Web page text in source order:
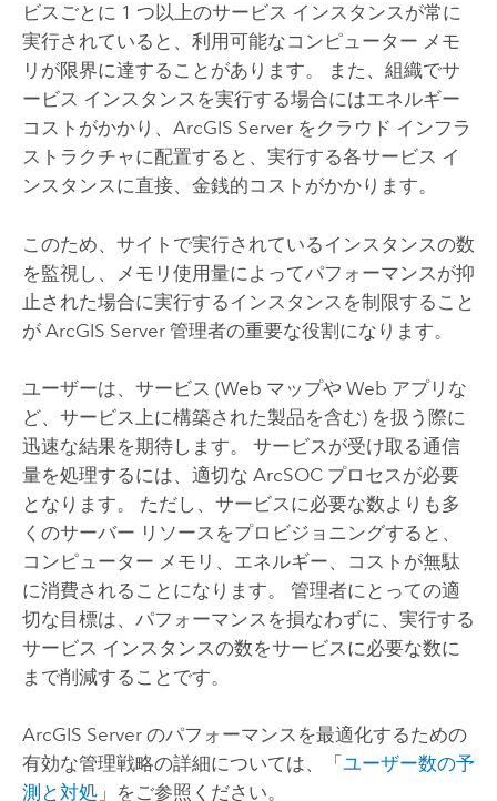
ビスごとに 1 つ以上のサービス インスタンスが常に
実行されていると、利用可能なコンピューター メモ
リが限界に達することがあります。 また、組織でサ
ービス インスタンスを実行する場合にはエネルギー
コストがかかり、 ArcGIS Serverをクラウド インフラ
ストラクチャに配置すると、実行する各サービス イ
ンスタンスに直接、金銭的コストがかかります。
このため、サイトで実行されているインスタンスの数
を監視し、メモリ使用量によってパフォーマンスが抑
止された場合に実行するインスタンスを制限すること
が ArcGIS Server管理者の重要な役割になります。
ユーザーは、サービス (Web マップや Web アプリな
ど、サービス上に構築された製品を含む) を扱う際に
迅速な結果を期待します。 サービスが受け取る通信
量を処理するには、適切な ArcSOC プロセスが必要
となります。 ただし、サービスに必要な数よりも多
くのサーバー リソースをプロビジョニングすると、
コンピューター メモリ、エネルギー、コストが無駄
に消費されることになります。 管理者にとっての適
切な目標は、パフォーマンスを損なわずに、実行する
サービス インスタンスの数をサービスに必要な数に
まで削減することです。
ArcGIS Serverのパフォーマンスを最適化するための
有効な管理戦略の詳細については、「 ユーザー数の予
測と対処」をご参照ください。